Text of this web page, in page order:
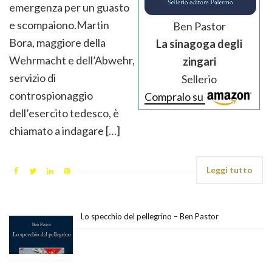
Ben Pastor
La sinagoga degli
zingari
Sellerio
Compralo su
emergenza per un guasto
e scompaiono.Martin
Bora, maggiore della
Wehrmacht e dell’Abwehr,
servizio di
controspionaggio
dell’esercito tedesco, è
chiamato a indagare […]
Leggi tutto
Lo specchio del pellegrino – Ben Pastor